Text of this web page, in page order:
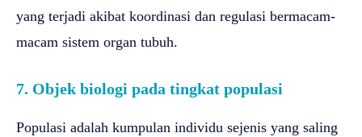
yang terjadi akibat koordinasi dan regulasi bermacam-
macam sistem organ tubuh.
7. Objek biologi pada tingkat populasi
Populasi adalah kumpulan individu sejenis yang saling